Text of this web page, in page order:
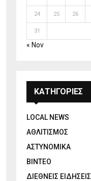
24 25 26
31
« Nov
ΚΑΤΗΓΟΡΙΕΣ
LOCAL NEWS
ΑΘΛΙΤΙΣΜΟΣ
ΑΣΤΥΝΟΜΙΚΑ
ΒΙΝΤΕΟ
ΔΙΕΘΝΕΙΣ ΕΙΔΗΣΕΙΣ